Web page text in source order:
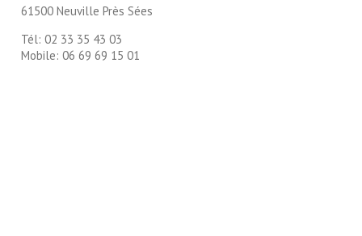
61500 Neuville Près Sées
Tél: 02 33 35 43 03
Mobile: 06 69 69 15 01